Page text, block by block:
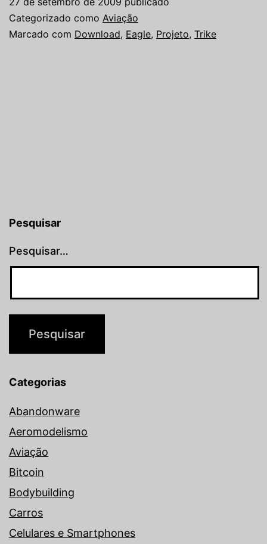
Categorizado como Aviação
Marcado com Download, Eagle, Projeto, Trike
Pesquisar
Pesquisar…
Categorias
Abandonware
Aeromodelismo
Aviação
Bitcoin
Bodybuilding
Carros
Celulares e Smartphones